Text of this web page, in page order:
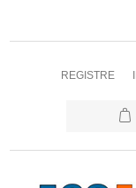
REGISTRE